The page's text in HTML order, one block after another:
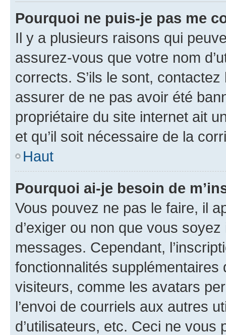
Pourquoi ne puis-je pas me
Il y a plusieurs raisons qui
assurez-vous que votre nom
corrects. S’ils le sont,
assurer de ne pas avoir été
propriétaire du site internet ait
et qu’il soit nécessaire de la
Haut
Pourquoi ai-je besoin de
Vous pouvez ne pas le faire, il
d’exiger ou non que vous
messages. Cependant,
fonctionnalités
visiteurs, comme les avatars
l’envoi de courriels aux autres
d’utilisateurs, etc. Ceci ne vous